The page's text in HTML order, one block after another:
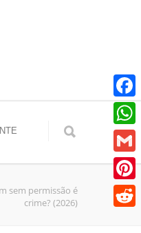
sem permissão é
crime? (2026)
Gmail